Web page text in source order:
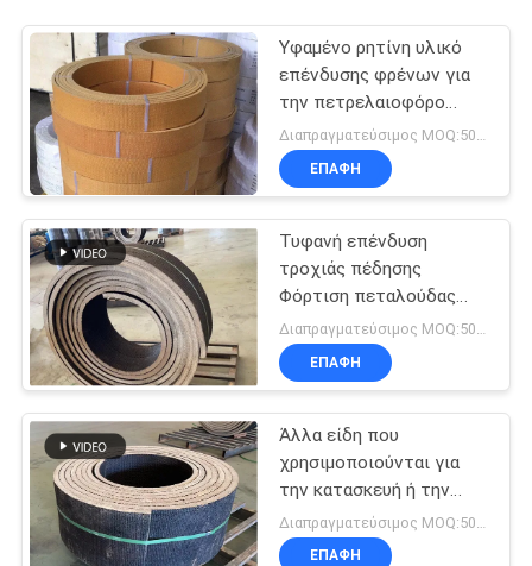
Υφαμένο ρητίνη υλικό
επένδυσης φρένων για
την πετρελαιοφόρο
περιοχή τρακτέρ
ανελκυστήρων γερανών
θαλασσίων βαρούλκων
ΕΠΑΦΉ
Τυφανή επένδυση
τροχιάς πέδησης
Φόρτιση πεταλούδας
πέδησης με πεταλούδα
πεταλούδας πέδησης
από χαλκό αμίαντου
ΕΠΑΦΉ
Άλλα είδη που
χρησιμοποιούνται για
την κατασκευή ή την
κατασκευή οχημάτων με
κινητήρα
ΕΠΑΦΉ